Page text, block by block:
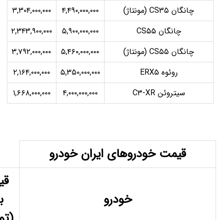
۴,۴۹۰,۰۰۰,۰۰۰
۳,۳۰۴,۰۰۰,۰۰۰
۵,۹۰۰,۰۰۰,۰۰۰
۲,۳۴۳,۹۰۰,۰۰۰
۵,۴۶۰,۰۰۰,۰۰۰
۳,۷۹۲,۰۰۰,۰۰۰
۵,۳۵۰,۰۰۰,۰۰۰
۲,۱۶۴,۰۰۰,۰۰۰
۴,۰۰۰,۰۰۰,۰۰۰
۱,۶۶۸,۰۰۰,۰۰۰
ایران خودرو